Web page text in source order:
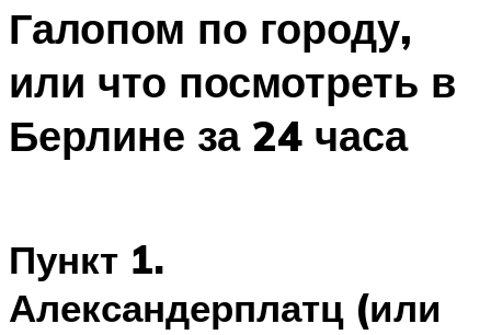
Галопом по городу,
или что посмотреть в
Берлине за 24 часа
Пункт 1.
Александерплатц (или